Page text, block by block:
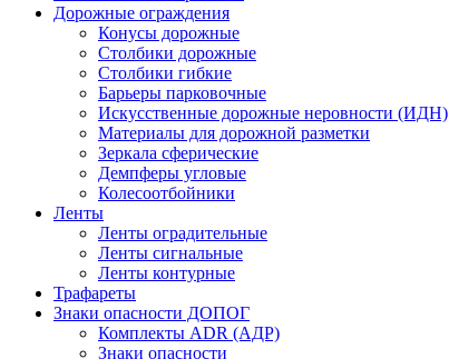
Дорожные ограждения
Конусы дорожные
Столбики дорожные
Столбики гибкие
Барьеры парковочные
Искусственные дорожные неровности (ИДН)
Материалы для дорожной разметки
Зеркала сферические
Демпферы угловые
Колесоотбойники
Ленты
Ленты оградительные
Ленты сигнальные
Ленты контурные
Трафареты
Знаки опасности ДОПОГ
Комплекты ADR (АДР)
Знаки опасности